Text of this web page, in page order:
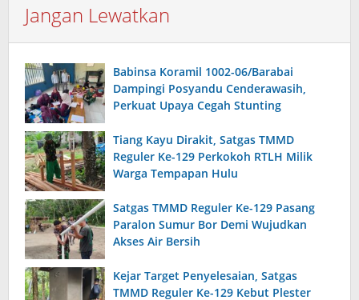
Jangan Lewatkan
Babinsa Koramil 1002-06/Barabai
Dampingi Posyandu Cenderawasih,
Perkuat Upaya Cegah Stunting
Tiang Kayu Dirakit, Satgas TMMD
Reguler Ke-129 Perkokoh RTLH Milik
Warga Tempapan Hulu
Satgas TMMD Reguler Ke-129 Pasang
Paralon Sumur Bor Demi Wujudkan
Akses Air Bersih
Kejar Target Penyelesaian, Satgas
TMMD Reguler Ke-129 Kebut Plester